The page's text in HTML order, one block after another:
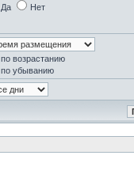
Да Нет
по возрастанию
по убыванию